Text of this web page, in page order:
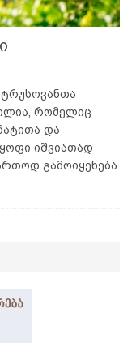
რომელიც
და
იშვიათად
გამოიყენება